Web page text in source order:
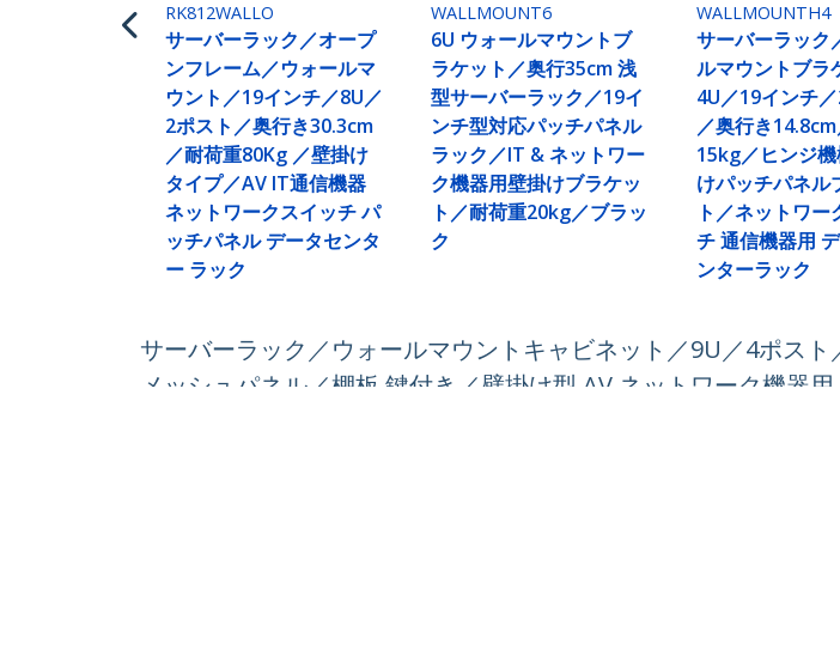
RK812WALLO
サーバーラック／オープ
ンフレーム／ウォールマ
ウント／19インチ／8U／
2ポスト／奥行き30.3cm
／耐荷重80Kg ／壁掛け
タイプ／AV IT通信機器
ネットワークスイッチ パ
ッチパネル データセンタ
ー ラック
WALLMOUNT6
6U ウォールマウントブ
ラケット／奥行35cm 浅
型サーバーラック／19イ
ンチ型対応パッチパネル
ラック／IT & ネットワー
ク機器用壁掛けブラケッ
ト／耐荷重20kg／ブラッ
ク
WALLMOUNTH4
サーバーラック
ルマウントブラ
4U／19インチ
／奥行き
15kg／ヒンジ
けパッチパネル
ト／ネットワー
チ 通信機器用
ンターラック
サーバーラック／ウォールマウントキャビネット／9U／4ポス
メッシュパネル／棚板 鍵付き／壁掛け型 AV ネットワーク機器